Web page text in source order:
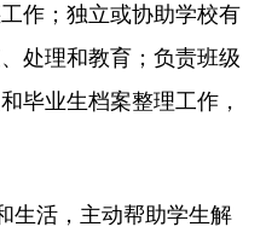
作；独立或协助学校有
处理和教育；负责班级
毕业生档案整理工作，
生活，主动帮助学生解